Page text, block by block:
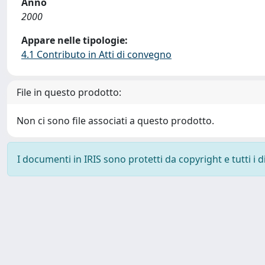
2000
Appare nelle tipologie:
4.1 Contributo in Atti di convegno
File in questo prodotto:
Non ci sono file associati a questo prodotto.
I documenti in IRIS sono protetti da copyright e tutti i